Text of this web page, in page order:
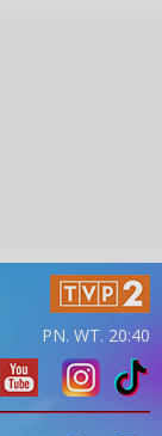
PN. WT. 20:40